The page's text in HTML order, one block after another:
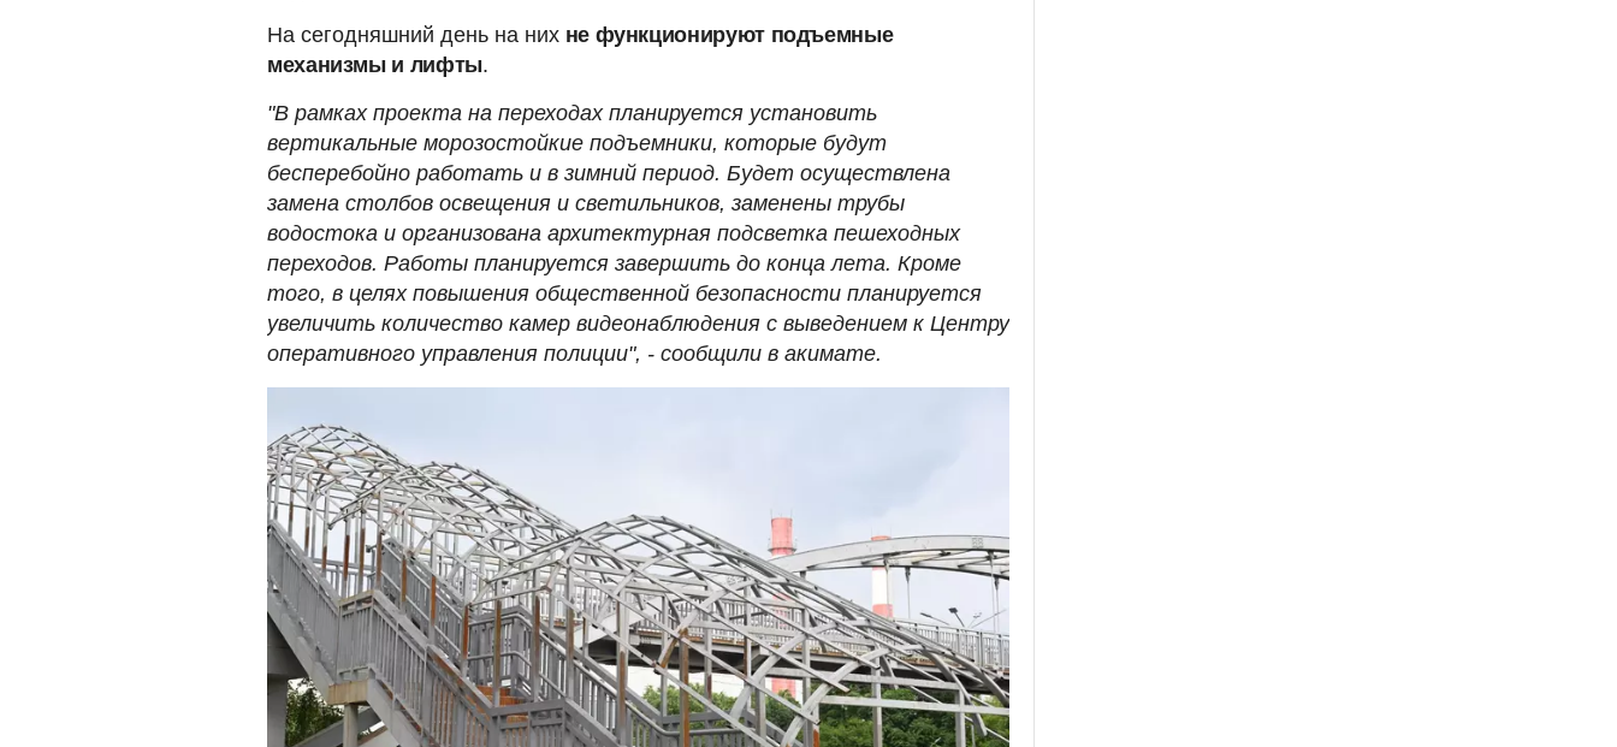
На сегодняшний день на них не функционируют подъемные
механизмы и лифты.
"В рамках проекта на переходах планируется установить
вертикальные морозостойкие подъемники, которые будут
бесперебойно работать и в зимний период. Будет осуществлена
замена столбов освещения и светильников, заменены трубы
водостока и организована архитектурная подсветка пешеходных
переходов. Работы планируется завершить до конца лета. Кроме
того, в целях повышения общественной безопасности планируется
увеличить количество камер видеонаблюдения с выведением к Центру
оперативного управления полиции", - сообщили в акимате.